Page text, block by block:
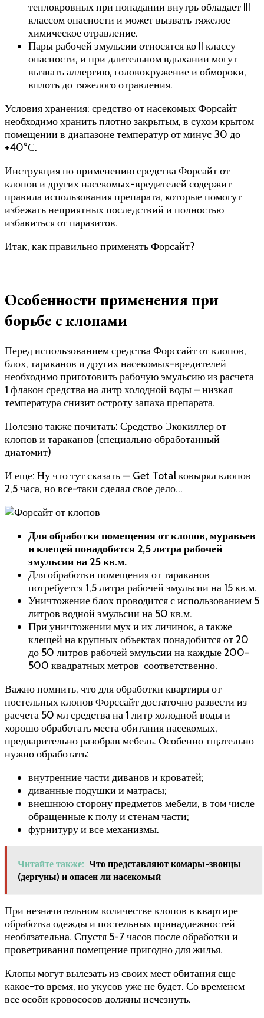
теплокровных при попадании внутрь обладает III
классом опасности и может вызвать тяжелое
химическое отравление.
Пары рабочей эмульсии относятся ко II классу
опасности, и при длительном вдыхании могут
вызвать аллергию, головокружение и обмороки,
вплоть до тяжелого отравления.
Условия хранения: средство от насекомых Форсайт
необходимо хранить плотно закрытым, в сухом крытом
помещении в диапазоне температур от минус 30 до
+40°С.
Инструкция по применению средства Форсайт от
клопов и других насекомых-вредителей содержит
правила использования препарата, которые помогут
избежать неприятных последствий и полностью
избавиться от паразитов.
Итак, как правильно применять Форсайт?
Особенности применения при
борьбе с клопами
Перед использованием средства Форссайт от клопов,
блох, тараканов и других насекомых-вредителей
необходимо приготовить рабочую эмульсию из расчета
1 флакон средства на литр холодной воды – низкая
температура снизит остроту запаха препарата.
Полезно также почитать: Средство Экокиллер от
клопов и тараканов (специально обработанный
диатомит)
И еще: Ну что тут сказать — Get Total ковырял клопов
2,5 часа, но все-таки сделал свое дело…
Для обработки помещения от клопов, муравьев
и клещей понадобится 2,5 литра рабочей
эмульсии на 25 кв.м.
Для обработки помещения от тараканов
потребуется 1,5 литра рабочей эмульсии на 15 кв.м.
Уничтожение блох проводится с использованием 5
литров водной эмульсии на 50 кв.м.
При уничтожении мух и их личинок, а также
клещей на крупных объектах понадобится от 20
до 50 литров рабочей эмульсии на каждые 200-
500 квадратных метров соответственно.
Важно помнить, что для обработки квартиры от
постельных клопов Форссайт достаточно развести из
расчета 50 мл средства на 1 литр холодной воды и
хорошо обработать места обитания насекомых,
предварительно разобрав мебель. Особенно тщательно
нужно обработать:
внутренние части диванов и кроватей;
диванные подушки и матрасы;
внешнюю сторону предметов мебели, в том числе
обращенные к полу и стенам части;
фурнитуру и все механизмы.
Читайте также: Что представляют комары-звонцы
(дергуны) и опасен ли насекомый
При незначительном количестве клопов в квартире
обработка одежды и постельных принадлежностей
необязательна. Спустя 5-7 часов после обработки и
проветривания помещение пригодно для жилья.
Клопы могут вылезать из своих мест обитания еще
какое-то время, но укусов уже не будет. Со временем
все особи кровососов должны исчезнуть.